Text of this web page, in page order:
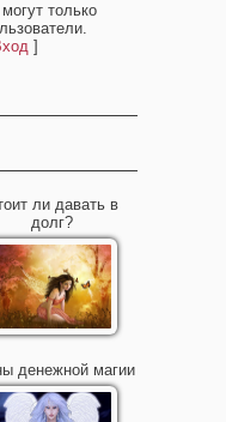
только
]
ли давать в
долг?
денежной магии